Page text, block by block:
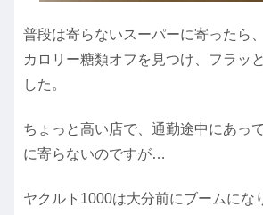
普段は寄らないスーパーに寄ったら
カロリー糖類オフを見つけ、フラッ
した。
ちょっと高い店で、通勤途中にあっ
に寄らないのですが…
ヤクルト1000は大分前にブームにな